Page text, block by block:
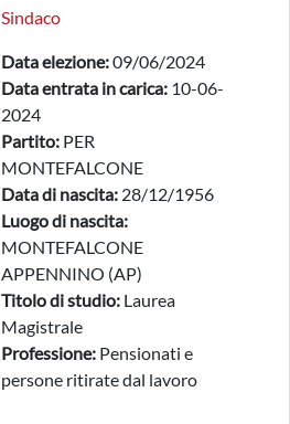
Sindaco
Data elezione:09/06/2024
Data entrata in carica: 10-06-
2024
Partito: PER
MONTEFALCONE
Data di nascita: 28/12/1956
Luogo di nascita:
MONTEFALCONE
APPENNINO (AP)
Titolo di studio: Laurea
Magistrale
Professione: Pensionati e
persone ritirate dal lavoro